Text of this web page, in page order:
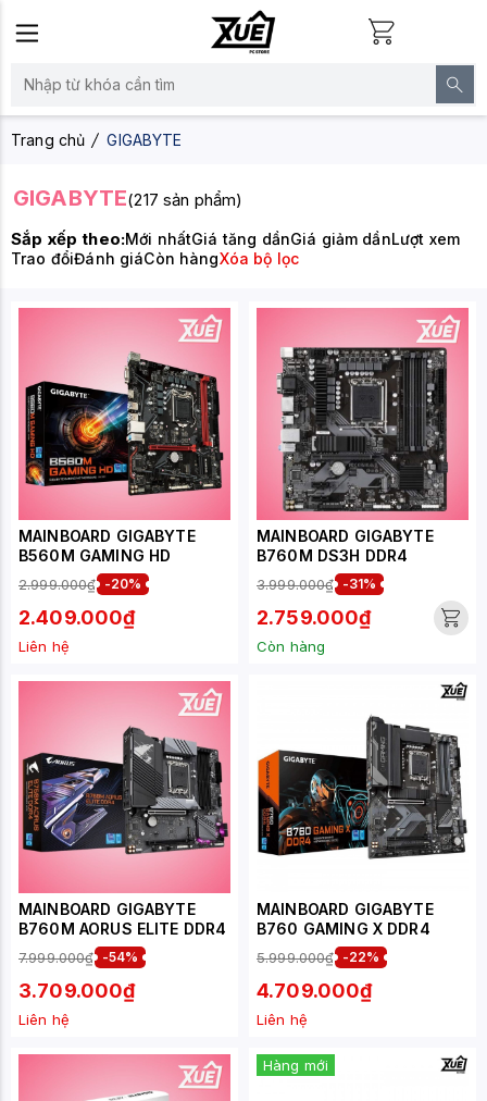
Trang chủ GIGABYTE
GIGABYTE(217 sản phẩm)
Sắp xếp theo:Mới nhấtGiá tăng dầnGiá giảm dầnLượt xem
Trao đổiĐánh giáCòn hàngXóa bộ lọc
MAINBOARD GIGABYTE
B560M GAMING HD
2.999.000₫ -20%
2.409.000₫
Liên hệ
MAINBOARD GIGABYTE
B760M DS3H DDR4
3.999.000₫ -31%
2.759.000₫
Còn hàng
MAINBOARD GIGABYTE
B760M AORUS ELITE DDR4
7.999.000₫ -54%
3.709.000₫
Liên hệ
MAINBOARD GIGABYTE
B760 GAMING X DDR4
5.999.000₫ -22%
4.709.000₫
Liên hệ
Hàng mới